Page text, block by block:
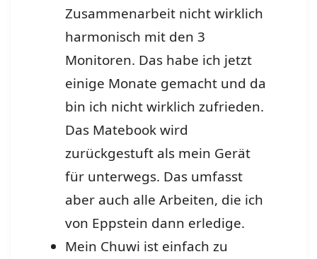
Zusammenarbeit nicht wirklich
harmonisch mit den 3
Monitoren. Das habe ich jetzt
einige Monate gemacht und da
bin ich nicht wirklich zufrieden.
Das Matebook wird
zurückgestuft als mein Gerät
für unterwegs. Das umfasst
aber auch alle Arbeiten, die ich
von Eppstein dann erledige.
Mein Chuwi ist einfach zu